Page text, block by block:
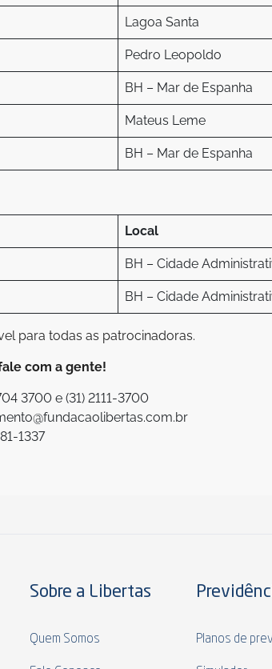
Lagoa Santa
Pedro Leopoldo
BH – Mar de Espanha
Mateus Leme
BH – Mar de Espanha
Local
BH – Cidade
BH – Cidade
para todas as patrocinadoras.
com a gente!
3700 e (31) 2111-3700
1337
Sobre a Libertas
Quem Somos Planos de